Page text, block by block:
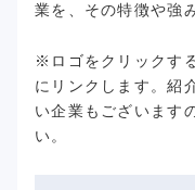
業を、その特徴や強
※ロゴをクリックす
にリンクします。紹
い企業もございます
い。